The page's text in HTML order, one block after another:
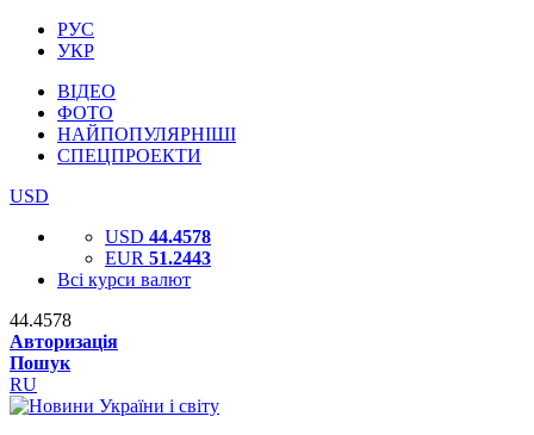
РУС
УКР
ВІДЕО
ФОТО
НАЙПОПУЛЯРНІШІ
СПЕЦПРОЕКТИ
USD
USD 44.4578
EUR 51.2443
Всі курси валют
44.4578
Авторизація
Пошук
RU